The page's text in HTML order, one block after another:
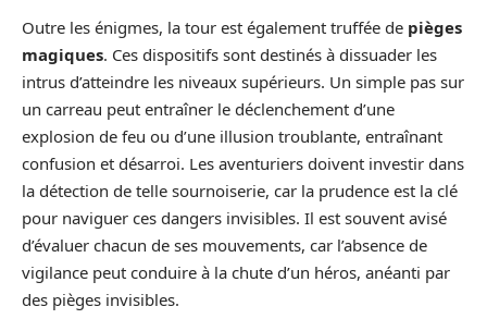
Outre les énigmes, la tour est également truffée de pièges
magiques. Ces dispositifs sont destinés à dissuader les
intrus d’atteindre les niveaux supérieurs. Un simple pas sur
un carreau peut entraîner le déclenchement d’une
explosion de feu ou d’une illusion troublante, entraînant
confusion et désarroi. Les aventuriers doivent investir dans
la détection de telle sournoiserie, car la prudence est la clé
pour naviguer ces dangers invisibles. Il est souvent avisé
d’évaluer chacun de ses mouvements, car l’absence de
vigilance peut conduire à la chute d’un héros, anéanti par
des pièges invisibles.